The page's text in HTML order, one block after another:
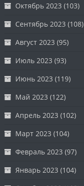
Октябрь 2023 (103)
Сентябрь 2023 (108)
Август 2023 (95)
Июль 2023 (93)
Июнь 2023 (119)
Май 2023 (122)
Апрель 2023 (102)
Март 2023 (104)
Февраль 2023 (97)
Январь 2023 (104)